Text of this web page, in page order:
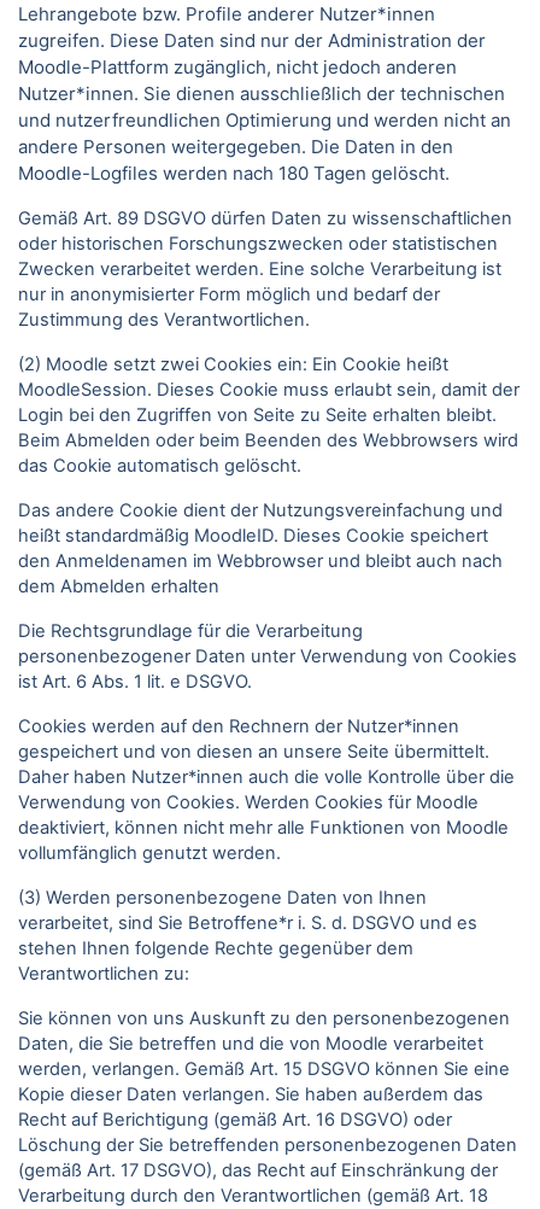
Lehrangebote bzw. Profile anderer Nutzer*innen
zugreifen. Diese Daten sind nur der Administration der
Moodle-Plattform zugänglich, nicht jedoch anderen
Nutzer*innen. Sie dienen ausschließlich der technischen
und nutzerfreundlichen Optimierung und werden nicht an
andere Personen weitergegeben. Die Daten in den
Moodle-Logfiles werden nach 180 Tagen gelöscht.
Gemäß Art. 89 DSGVO dürfen Daten zu wissenschaftlichen
oder historischen Forschungszwecken oder statistischen
Zwecken verarbeitet werden. Eine solche Verarbeitung ist
nur in anonymisierter Form möglich und bedarf der
Zustimmung des Verantwortlichen.
(2) Moodle setzt zwei Cookies ein: Ein Cookie heißt
MoodleSession. Dieses Cookie muss erlaubt sein, damit der
Login bei den Zugriffen von Seite zu Seite erhalten bleibt.
Beim Abmelden oder beim Beenden des Webbrowsers wird
das Cookie automatisch gelöscht.
Das andere Cookie dient der Nutzungsvereinfachung und
heißt standardmäßig MoodleID. Dieses Cookie speichert
den Anmeldenamen im Webbrowser und bleibt auch nach
dem Abmelden erhalten
Die Rechtsgrundlage für die Verarbeitung
personenbezogener Daten unter Verwendung von Cookies
ist Art. 6 Abs. 1 lit. e DSGVO.
Cookies werden auf den Rechnern der Nutzer*innen
gespeichert und von diesen an unsere Seite übermittelt.
Daher haben Nutzer*innen auch die volle Kontrolle über die
Verwendung von Cookies. Werden Cookies für Moodle
deaktiviert, können nicht mehr alle Funktionen von Moodle
vollumfänglich genutzt werden.
(3) Werden personenbezogene Daten von Ihnen
verarbeitet, sind Sie Betroffene*r i. S. d. DSGVO und es
stehen Ihnen folgende Rechte gegenüber dem
Verantwortlichen zu:
Sie können von uns Auskunft zu den personenbezogenen
Daten, die Sie betreffen und die von Moodle verarbeitet
werden, verlangen. Gemäß Art. 15 DSGVO können Sie eine
Kopie dieser Daten verlangen. Sie haben außerdem das
Recht auf Berichtigung (gemäß Art. 16 DSGVO) oder
Löschung der Sie betreffenden personenbezogenen Daten
(gemäß Art. 17 DSGVO), das Recht auf Einschränkung der
Verarbeitung durch den Verantwortlichen (gemäß Art. 18